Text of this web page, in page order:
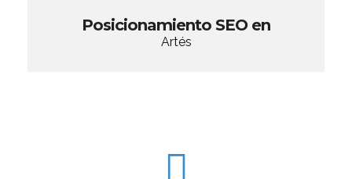
Posicionamiento SEO en
Artés